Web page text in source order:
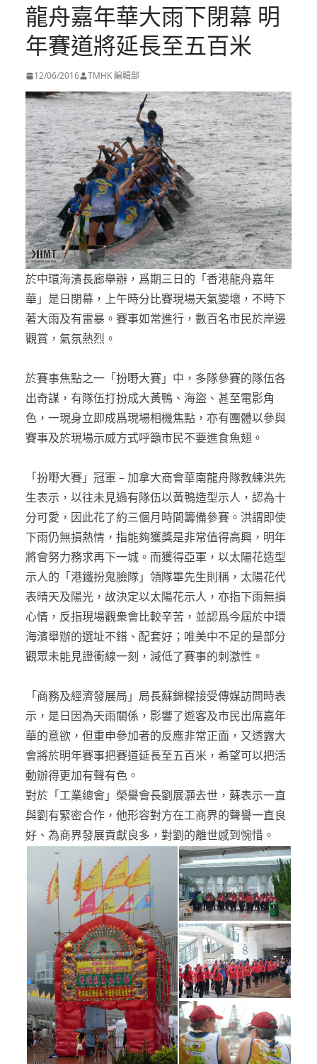
龍舟嘉年華大雨下閉幕 明
年賽道將延長至五百米
12/06/2016 TMHK 編輯部
於中環海濱長廊舉辦，爲期三日的「香港龍舟嘉年
華」是日閉幕，上午時分比賽現場天氣變壞，不時下
著大雨及有雷暴。賽事如常進行，數百名市民於岸邊
觀賞，氣氛熱烈。
於賽事焦點之一「扮嘢大賽」中，多隊參賽的隊伍各
出奇謀，有隊伍打扮成大黃鴨、海盜、甚至電影角
色，一現身立即成爲現場相機焦點，亦有團體以參與
賽事及於現場示威方式呼籲市民不要進食魚翅。
「扮嘢大賽」冠軍 – 加拿大商會華南龍舟隊教練洪先
生表示，以往未見過有隊伍以黃鴨造型示人，認為十
分可愛，因此花了約三個月時間籌備參賽。洪謂即使
下雨仍無損熱情，指能夠獲獎是非常值得高興，明年
將會努力務求再下一城。而獲得亞軍，以太陽花造型
示人的「港鐵扮鬼臉隊」領隊畢先生則稱，太陽花代
表晴天及陽光，故決定以太陽花示人，亦指下雨無損
心情，反指現場觀衆會比較辛苦，並認爲今屆於中環
海濱舉辦的選址不錯、配套好；唯美中不足的是部分
觀眾未能見證衝線一刻，減低了賽事的刺激性。
「商務及經濟發展局」局長蘇錦樑接受傳媒訪問時表
示，是日因為天雨關係，影響了遊客及市民出席嘉年
華的意欲，但重申參加者的反應非常正面，又透露大
會將於明年賽事把賽道延長至五百米，希望可以把活
動辦得更加有聲有色。
對於「工業總會」榮譽會長劉展灝去世，蘇表示一直
與劉有緊密合作，他形容對方在工商界的聲譽一直良
好、為商界發展貢獻良多，對劉的離世感到惋惜。